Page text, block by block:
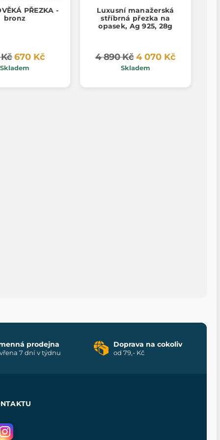
PŘEZKA -
bronz
670 Kč
Skladem
Luxusní manažerská
stříbrná přezka na
opasek, Ag 925, 28g
4 890 Kč 4 070 Kč
Skladem
prodejna
7 dní v týdnu
Doprava na cokoliv
od 79,- Kč